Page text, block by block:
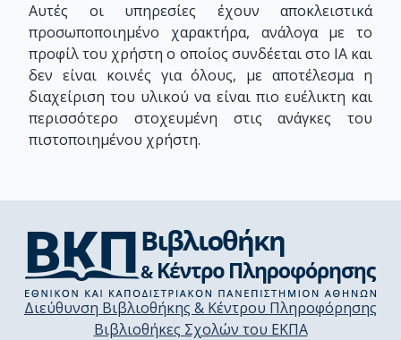
Αυτές οι υπηρεσίες έχουν αποκλειστικά
προσωποποιημένο χαρακτήρα, ανάλογα με το
προφίλ του χρήστη ο οποίος συνδέεται στο ΙΑ και
δεν είναι κοινές για όλους, με αποτέλεσμα η
διαχείριση του υλικού να είναι πιο ευέλικτη και
περισσότερο στοχευμένη στις ανάγκες του
πιστοποιημένου χρήστη.
Διεύθυνση Βιβλιοθήκης & Κέντρου Πληροφόρησης
Βιβλιοθήκες Σχολών του ΕΚΠΑ